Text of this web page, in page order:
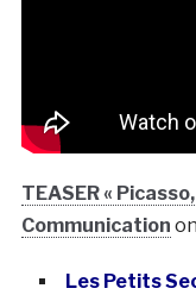
TEASER «
Communication on
Les Petits